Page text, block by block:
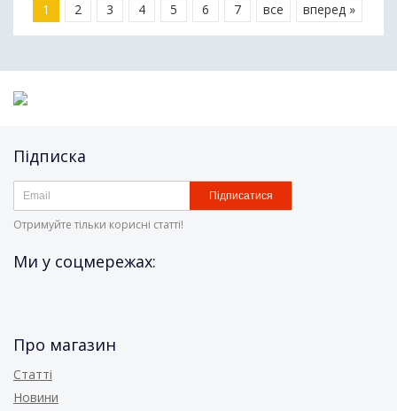
1 2 3 4 5 6 7 все вперед »
Підписка
Підписатися
Отримуйте тільки корисні статті!
Ми у соцмережах:
Про магазин
Статті
Новини